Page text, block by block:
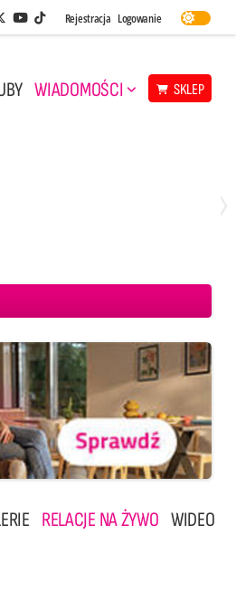
Siatkarskie Ligi
Twitter
Youtube
TikTok
Rejestracja Logowanie
WIADOMOŚCI SKLEP
RELACJE NA ŻYWO WIDEO